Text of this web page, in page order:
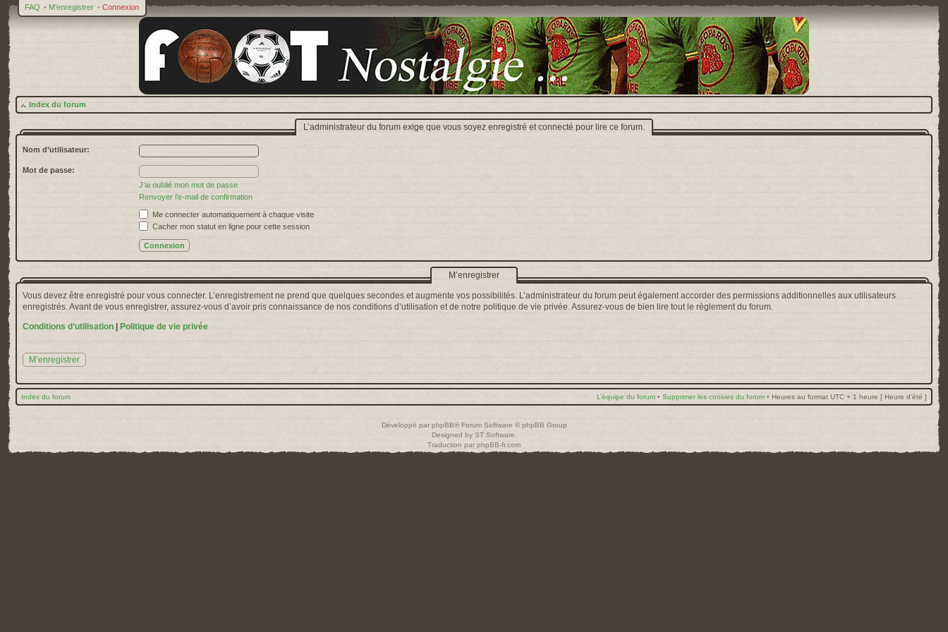
FAQ • M’enregistrer • Connexion
Index du forum
L’administrateur du forum exige que vous soyez enregistré et connecté pour lire ce forum.
Nom d’utilisateur:
Mot de passe:
J’ai oublié mon mot de passe
Renvoyer l’e-mail de confirmation
Me connecter automatiquement à chaque visite
Cacher mon statut en ligne pour cette session
M’enregistrer
Vous devez être enregistré pour vous connecter. L’enregistrement ne prend que quelques secondes et augmente vos possibilités. L’administrateur du forum peut également accorder des permissions additionnelles aux utilisateurs
enregistrés. Avant de vous enregistrer, assurez-vous d’avoir pris connaissance de nos conditions d’utilisation et de notre politique de vie privée. Assurez-vous de bien lire tout le règlement du forum.
Conditions d’utilisation
Politique de vie privée
M’enregistrer
Index du forum L’équipe du forum • Supprimer les cookies du forum • Heures au format UTC + 1 heure [ Heure d’été ]
Développé par phpBB® Forum Software © phpBB Group
Designed by ST Software
Traduction par phpBB-fr.com